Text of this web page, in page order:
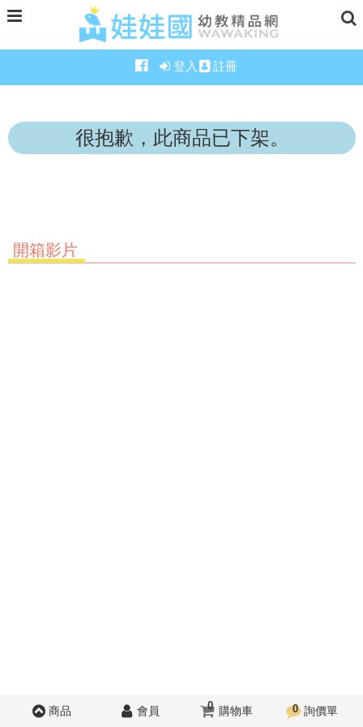
登入 註冊
很抱歉，此商品已下架。
開箱影片
商品 會員 0 購物車 0 詢價單